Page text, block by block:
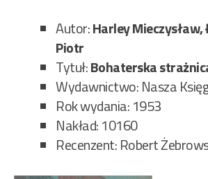
Autor:Harley
Piotr
Tytuł:Bohaterska
Wydawnictwo: Nasza
Rok wydania: 1953
Nakład: 10160
Recenzent: Robert